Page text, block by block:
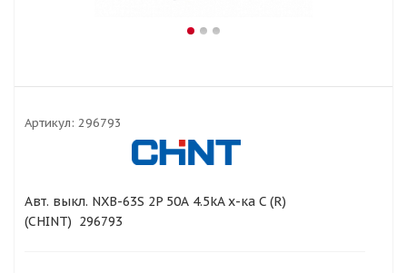
Артикул: 296793
Авт. выкл. NXB-63S 2P 50А 4.5kA х-ка C (R)
(CHINT) 296793